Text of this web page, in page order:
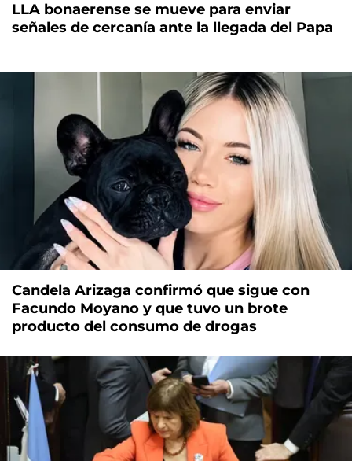
LLA bonaerense se mueve para enviar
señales de cercanía ante la llegada del Papa
Candela Arizaga confirmó que sigue con
Facundo Moyano y que tuvo un brote
producto del consumo de drogas